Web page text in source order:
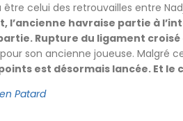
celui des retrouvailles entre
l’ancienne havraise partie à
Rupture du ligament
son ancienne joueuse. Malgré
est désormais lancée. Et
Patard